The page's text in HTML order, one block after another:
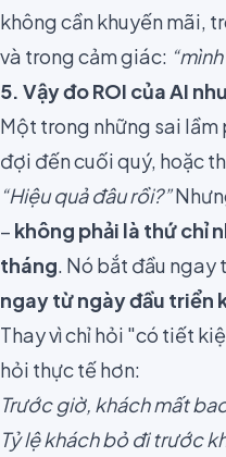
không cần khuyến mãi,
và trong cảm giác:
5. Vậy đo ROI của AI
Một trong những sai lầm
đợi đến cuối quý, hoặc
“Hiệu quả đâu rồi?”
– không phải là thứ chỉ
tháng. Nó bắt đầu ngay
ngay từ ngày đầu triển
Thay vì chỉ hỏi "có tiết
hỏi thực tế hơn:
Trước giờ, khách mất
Tỷ lệ khách bỏ đi trước